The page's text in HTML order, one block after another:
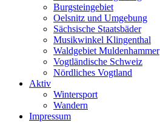
Burgsteingebiet
Oelsnitz und Umgebung
Sächsische Staatsbäder
Musikwinkel Klingenthal
Waldgebiet Muldenhammer
Vogtländische Schweiz
Nördliches Vogtland
Aktiv
Wintersport
Wandern
Impressum